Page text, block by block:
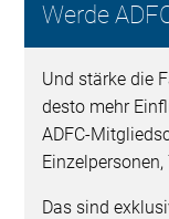
Werde
Und stärke die
desto mehr
ADFC-
Das sind